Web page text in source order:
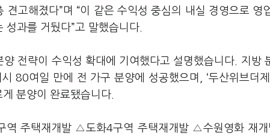
견고해졌다”며 “이 같은 수익성 중심의 내실 경영으로 영
과를 거뒀다”고 말했습니다.
전략이 수익성 확대에 기여했다고 설명했습니다. 지방
80여일 만에 전 가구 분양에 성공했으며, ‘두산위브더
분양이 완료됐습니다.
역 주택재개발 △도화4구역 주택재개발 △수원영화 재개